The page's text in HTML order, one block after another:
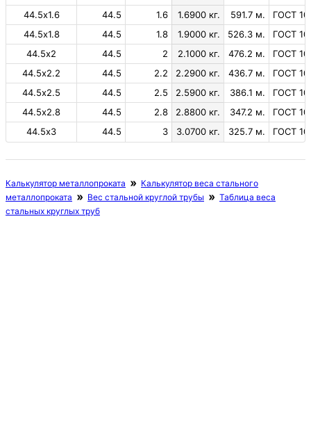
44.5х1.6
44.5 1.6 1.6900 кг. 591.7 м.
ГОСТ
44.5х1.8
44.5 1.8 1.9000 кг. 526.3 м.
ГОСТ
44.5х2
44.5 2 2.1000 кг. 476.2 м.
ГОСТ
44.5х2.2
44.5 2.2 2.2900 кг. 436.7 м.
ГОСТ
44.5х2.5
44.5 2.5 2.5900 кг. 386.1 м.
ГОСТ
44.5х2.8
44.5 2.8 2.8800 кг. 347.2 м.
ГОСТ
44.5х3
44.5 3 3.0700 кг. 325.7 м. ГОСТ
Калькулятор металлопроката
Калькулятор веса стального
металлопроката
Вес стальной круглой трубы
Таблица веса
стальных круглых труб